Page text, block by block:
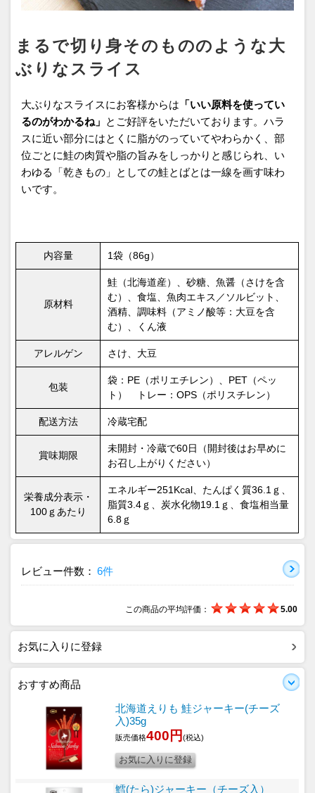
まるで切り身そのもののような大
ぶりなスライス
大ぶりなスライスにお客様からは 「いい原料を使ってい
るのがわかるね」 とご好評をいただいております。ハラ
スに近い部分にはとくに脂がのっていてやわらかく、部
位ごとに鮭の肉質や脂の旨みをしっかりと感じられ、い
わゆる「乾きもの」としての鮭とばとは一線を画す味わ
いです。
内容量 1袋（86g）
原材料
鮭（北海道産）、砂糖、魚醤（さけを含
む）、食塩、魚肉エキス／ソルビット、
酒精、調味料（アミノ酸等：大豆を含
む）、くん液
アレルゲン さけ、大豆
包装
袋：PE（ポリエチレン）、PET（ペッ
ト） トレー：OPS（ポリスチレン）
配送方法 冷蔵宅配
賞味期限
未開封・冷蔵で60日（開封後はお早めに
お召し上がりください）
栄養成分表示・
100ｇあたり
エネルギー251Kcal、たんぱく質36.1ｇ、
脂質3.4ｇ、炭水化物19.1ｇ、食塩相当量
6.8ｇ
レビュー件数： 6件
この商品の平均評価： 5.00
お気に入りに登録
おすすめ商品
北海道えりも 鮭ジャーキー(チーズ
入)35g
販売価格400円(税込)
鱈(たら)ジャーキー（チーズ入）